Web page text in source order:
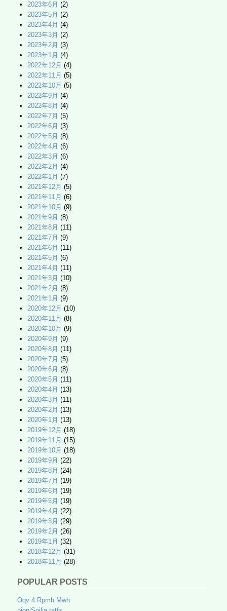
2023年6月 (2)
2023年5月 (2)
2023年4月 (4)
2023年3月 (2)
2023年2月 (3)
2023年1月 (4)
2022年12月 (4)
2022年11月 (5)
2022年10月 (5)
2022年9月 (4)
2022年8月 (4)
2022年7月 (5)
2022年6月 (3)
2022年5月 (8)
2022年4月 (6)
2022年3月 (6)
2022年2月 (4)
2022年1月 (7)
2021年12月 (5)
2021年11月 (6)
2021年10月 (9)
2021年9月 (8)
2021年8月 (11)
2021年7月 (9)
2021年6月 (11)
2021年5月 (6)
2021年4月 (11)
2021年3月 (10)
2021年2月 (8)
2021年1月 (9)
2020年12月 (10)
2020年11月 (8)
2020年10月 (9)
2020年9月 (9)
2020年8月 (11)
2020年7月 (5)
2020年6月 (8)
2020年5月 (11)
2020年4月 (13)
2020年3月 (11)
2020年2月 (13)
2020年1月 (13)
2019年12月 (18)
2019年11月 (15)
2019年10月 (18)
2019年9月 (22)
2019年8月 (24)
2019年7月 (19)
2019年6月 (19)
2019年5月 (19)
2019年4月 (22)
2019年3月 (29)
2019年2月 (26)
2019年1月 (32)
2018年12月 (31)
2018年11月 (28)
POPULAR POSTS
Oqv 4 Rpmh Mwh